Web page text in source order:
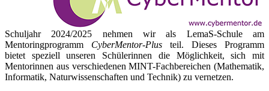
Schuljahr 2024/2025 nehmen wir als LemaS-Schule am
Mentoringprogramm CyberMentor-Plus teil. Dieses Programm
bietet speziell unseren Schülerinnen die Möglichkeit, sich mit
Mentorinnen aus verschiedenen MINT-Fachbereichen (Mathematik,
Informatik, Naturwissenschaften und Technik) zu vernetzen.